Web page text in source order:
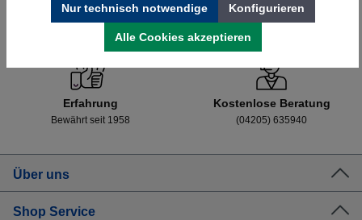
Schnelle Lieferung Topmarken
Erfahrung
Bewährt seit 1958
Kostenlose Beratung
(04205) 635940
Über uns
Shop Service
Nur technisch notwendige Konfigurieren
Alle Cookies akzeptieren